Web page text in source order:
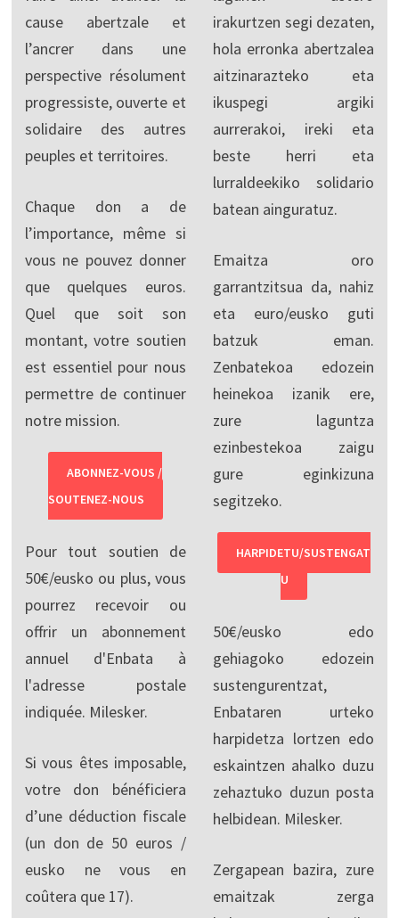
cause abertzale et
l’ancrer dans une
perspective résolument
progressiste, ouverte et
solidaire des autres
peuples et territoires.
Chaque don a de
l’importance, même si
vous ne pouvez donner
que quelques euros.
Quel que soit son
montant, votre soutien
est essentiel pour nous
permettre de continuer
notre mission.
ABONNEZ-VOUS /
SOUTENEZ-NOUS
Pour tout soutien de
50€/eusko ou plus, vous
pourrez recevoir ou
offrir un abonnement
annuel d'Enbata à
l'adresse postale
indiquée. Milesker.
Si vous êtes imposable,
votre don bénéficiera
d’une déduction fiscale
(un don de 50 euros /
eusko ne vous en
coûtera que 17).
irakurtzen segi dezaten,
hola erronka abertzalea
aitzinarazteko eta
ikuspegi argiki
aurrerakoi, ireki eta
beste herri eta
lurraldeekiko solidario
batean ainguratuz.
Emaitza oro
garrantzitsua da, nahiz
eta euro/eusko guti
batzuk eman.
Zenbatekoa edozein
heinekoa izanik ere,
zure laguntza
ezinbestekoa zaigu
gure eginkizuna
segitzeko.
HARPIDETU/SUSTENGAT
U
50€/eusko edo
gehiagoko edozein
sustengurentzat,
Enbataren urteko
harpidetza lortzen edo
eskaintzen ahalko duzu
zehaztuko duzun posta
helbidean. Milesker.
Zergapean bazira, zure
emaitzak zerga